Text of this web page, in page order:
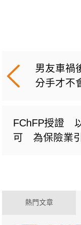
男友車禍
分手才不
FChFP授證
可 為保險業
熱門文章